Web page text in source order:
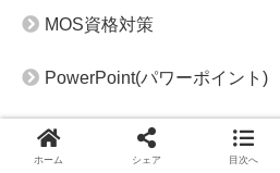
MOS資格対策
PowerPoint(パワーポイント)
VBA
ホーム シェア 目次へ